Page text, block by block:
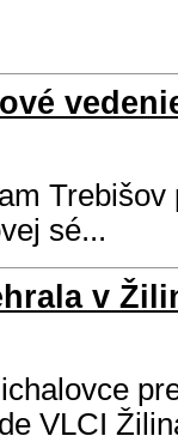
Trebišov
sé...
v
VLCI